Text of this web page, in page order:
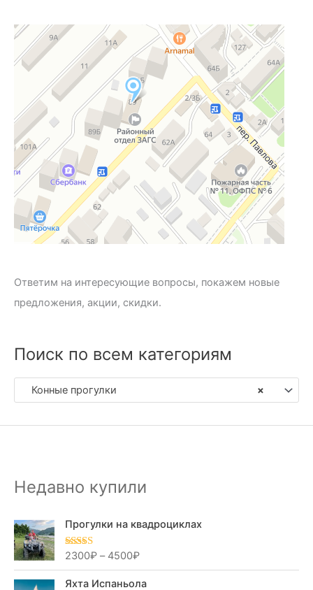
Ответим на интересующие вопросы, покажем новые
предложения, акции, скидки.
Поиск по всем категориям
×
Конные прогулки
Недавно купили
Прогулки на квадроциклах
Оценка
2300₽– 4500₽
Яхта Испаньола